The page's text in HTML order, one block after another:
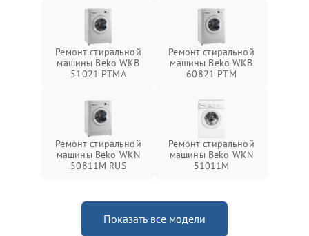
Ремонт стиральной
машины Beko WKB
51021 PTМА
Ремонт стиральной
машины Beko WKB
60821 PTМ
Ремонт стиральной
машины Beko WKN
50811M RUS
Ремонт стиральной
машины Beko WKN
51011M
Показать все модели